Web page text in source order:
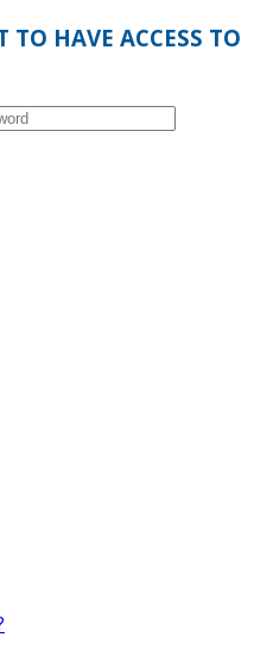
HAVE ACCESS TO